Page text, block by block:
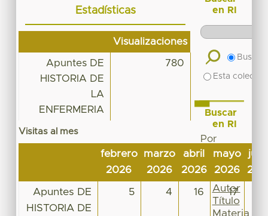
Estadísticas
Visualizaciones
Apuntes DE
HISTORIA DE
LA
ENFERMERIA
780
Visitas al mes
febrero
2026
marzo
2026
abril
2026
mayo
2026
Apuntes DE
HISTORIA DE
5 4 16 17
en RI
Buscar
Esta
Buscar
en RI
Por
Fecha
de
publicación
Autor
Título
Materia